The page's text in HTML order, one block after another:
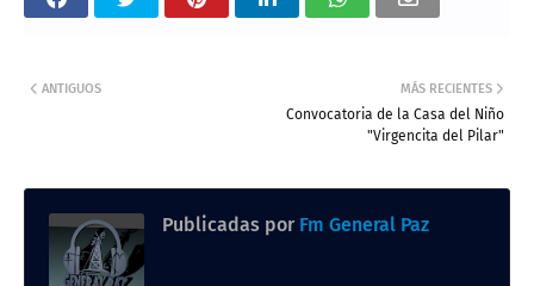
MÁS RECIENTES
Convocatoria de la Casa del Niño
"Virgencita del Pilar"
ANTIGUOS
Publicadas por Fm General Paz